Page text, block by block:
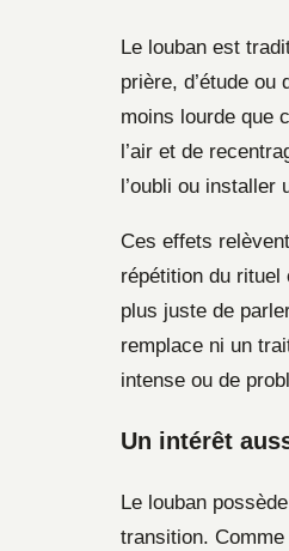
Le louban est
prière, d’étude
moins lourde que
l’air et de
l’oubli ou installer
Ces effets
répétition du rituel
plus juste de
remplace ni un
intense ou de
Un intérêt
Le louban
transition.